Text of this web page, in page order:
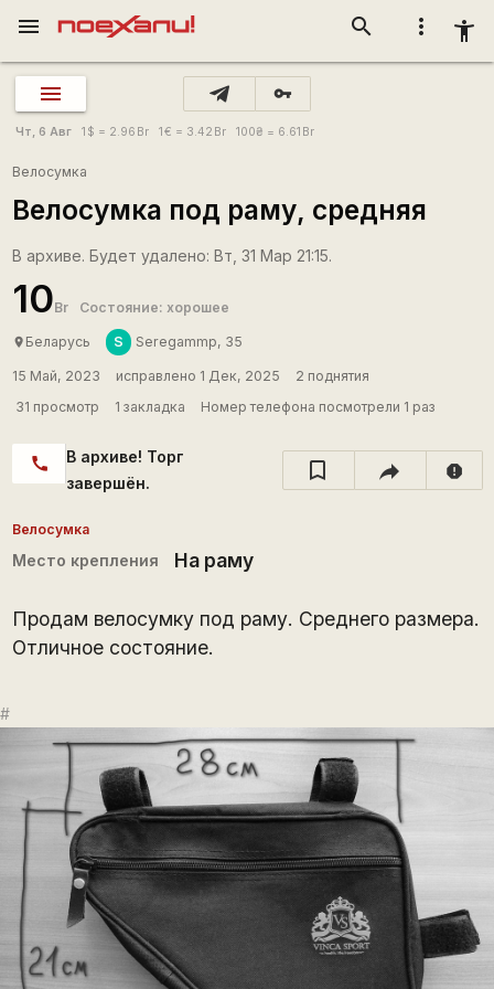
more_vert accessibility_new
search
menu
vpn_key
Чт, 6 Авг 1 $ = 2.96 Br 1€ = 3.42 Br 100₴ = 6.61 Br
Велосумка
Велосумка под раму, средняя
В архиве. Будет удалено: Вт, 31 Мар 21:15.
10Br Состояние: хорошее
place Беларусь S Seregammp, 35
15 Май, 2023 исправлено 1 Дек, 2025
2 поднятия
31 просмотр
1 закладка Номер телефона посмотрели 1 раз
call
В архиве! Торг
завершён.
report
Велосумка
Место крепления На раму
Продам велосумку под раму. Среднего размера.
Отличное состояние.
#